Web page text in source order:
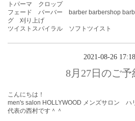
トパーマ クロップ
フェード バーバー barber barbershop
グ 刈り上げ
ツイストスパイラル ソフトツイスト
2021-08-26
8月27日のご予
こんにちは！
men's salon HOLLYWOOD メンズサロン
代表の西村です＾＾